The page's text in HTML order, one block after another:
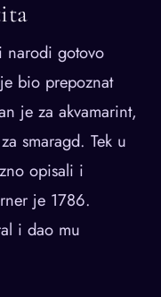
narodi gotovo
bio prepoznat
je za akvamarint,
smaragd. Tek u
opisali i
je 1786.
i dao mu